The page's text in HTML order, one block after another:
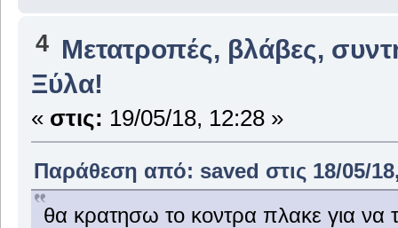
4 Μετατροπές, βλάβες,
Ξύλα!
« στις: 19/05/18, 12:28 »
Παράθεση από: saved στις 18/05/
θα κρατησω το κοντρα πλακε για να